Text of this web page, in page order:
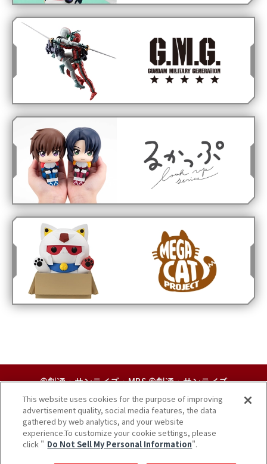
©創通・サンライズ・MBS ©創通・サンライズ
MegahouseCOPYRIGHT 2005-2026 MEGAHOUSE
CORPORATION. ALL RIGHTS RESERVED.
ALL OTHER PRODUCTS ARE TRADEMARKS OR
REGISTERED OF THEIR RESPECTIVE OWNERS.
ツイート
This website uses cookies for the purpose of improving
advertisement quality, social media features, the data
gathered by web analytics, and your website
experience.To customize your cookie settings, please
click " Do Not Sell My Personal Information".